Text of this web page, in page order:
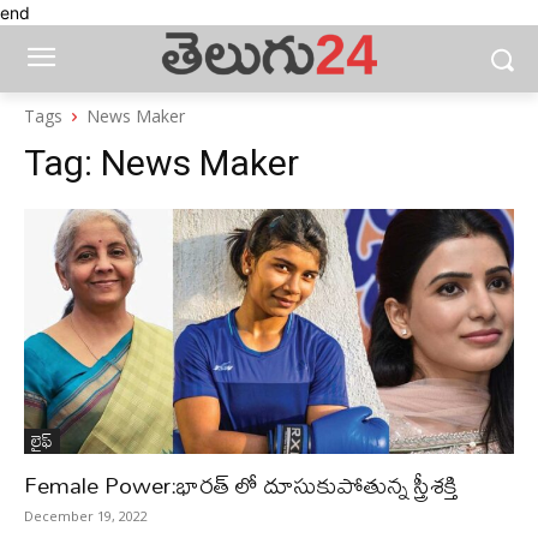
end
Tags News Maker
Tag: News Maker
లైఫ్‌
Female Power:భారత్ లో దూసుకుపోతున్న స్త్రీశక్తి
December 19, 2022